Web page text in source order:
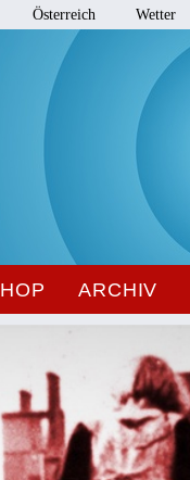
Österreich Wetter
ARCHIV